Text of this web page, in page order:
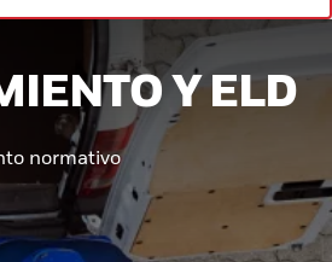
Y ELD
normativo